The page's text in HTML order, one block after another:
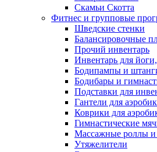
Скамьи Скотта
Фитнес и групповые
Шведские стенки
Балансировочные
Прочий инвентарь
Инвентарь для
Бодипампы и
Бодибары и
Подставки для
Гантели для
Коврики для
Гимнастические
Массажные роллы и
Утяжелители